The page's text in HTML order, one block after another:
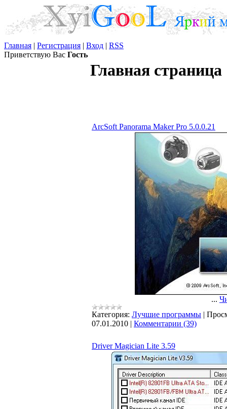
Главная | Регистрация | Вход | RSS
Приветствую Вас Гость
Главная страница
ArcSoft Panorama Maker Pro 5.0.0.21
...
Категория: Лучшие программы |
07.01.2010 | Комментарии (39)
Driver Magician Lite 3.59